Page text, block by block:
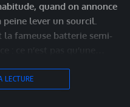
quand on annonce
lever un sourcil.
la fameuse batterie semi-
LECTURE